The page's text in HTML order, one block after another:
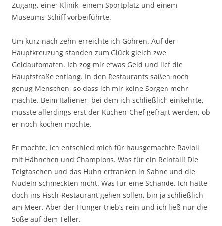
Zugang, einer Klinik, einem Sportplatz und einem
Museums-Schiff vorbeiführte.
Um kurz nach zehn erreichte ich Göhren. Auf der
Hauptkreuzung standen zum Glück gleich zwei
Geldautomaten. Ich zog mir etwas Geld und lief die
Hauptstraße entlang. In den Restaurants saßen noch
genug Menschen, so dass ich mir keine Sorgen mehr
machte. Beim Italiener, bei dem ich schließlich einkehrte,
musste allerdings erst der Küchen-Chef gefragt werden, ob
er noch kochen mochte.
Er mochte. Ich entschied mich für hausgemachte Ravioli
mit Hähnchen und Champions. Was für ein Reinfall! Die
Teigtaschen und das Huhn ertranken in Sahne und die
Nudeln schmeckten nicht. Was für eine Schande. Ich hätte
doch ins Fisch-Restaurant gehen sollen, bin ja schließlich
am Meer. Aber der Hunger trieb’s rein und ich ließ nur die
Soße auf dem Teller.